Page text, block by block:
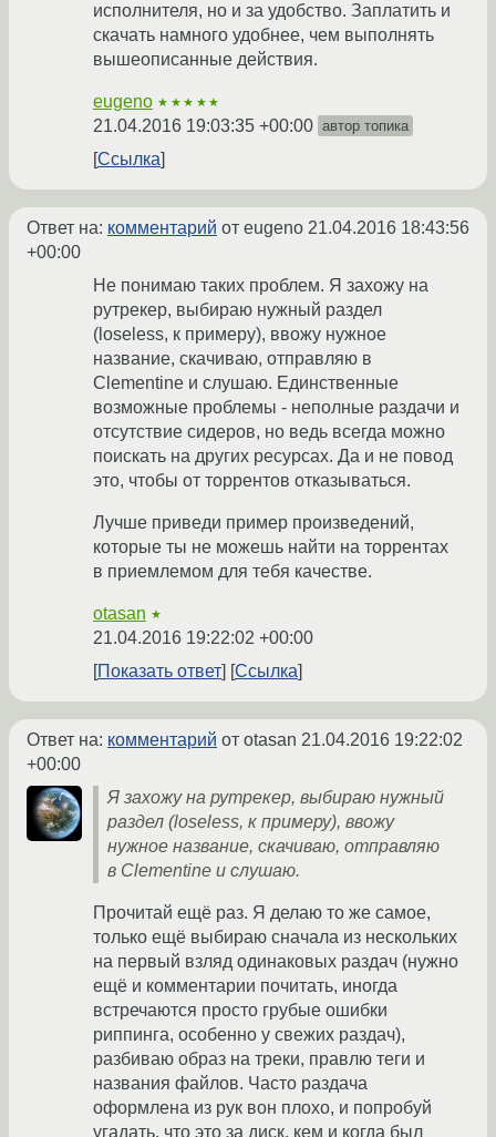
исполнителя, но и за удобство. Заплатить и
скачать намного удобнее, чем выполнять
вышеописанные действия.
eugeno ★★★★★
21.04.2016 19:03:35 +00:00 автор топика
Ссылка
Ответ на: комментарий от eugeno 21.04.2016 18:43:56
+00:00
Не понимаю таких проблем. Я захожу на
рутрекер, выбираю нужный раздел
(loseless, к примеру), ввожу нужное
название, скачиваю, отправляю в
Clementine и слушаю. Единственные
возможные проблемы - неполные раздачи и
отсутствие сидеров, но ведь всегда можно
поискать на других ресурсах. Да и не повод
это, чтобы от торрентов отказываться.
Лучше приведи пример произведений,
которые ты не можешь найти на торрентах
в приемлемом для тебя качестве.
otasan ★
21.04.2016 19:22:02 +00:00
Показать ответ
Ссылка
Ответ на: комментарий от otasan 21.04.2016 19:22:02
+00:00
Я захожу на рутрекер, выбираю нужный
раздел (loseless, к примеру), ввожу
нужное название, скачиваю, отправляю
в Clementine и слушаю.
Прочитай ещё раз. Я делаю то же самое,
только ещё выбираю сначала из нескольких
на первый взляд одинаковых раздач (нужно
ещё и комментарии почитать, иногда
встречаются просто грубые ошибки
риппинга, особенно у свежих раздач),
разбиваю образ на треки, правлю теги и
названия файлов. Часто раздача
оформлена из рук вон плохо, и попробуй
угадать, что это за диск, кем и когда был